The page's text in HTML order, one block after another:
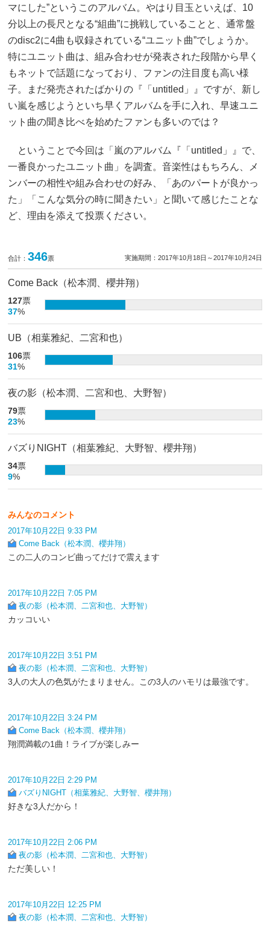
マにした”というこのアルバム。やはり目玉といえば、10
分以上の長尺となる“組曲”に挑戦していることと、通常盤
のdisc2に4曲も収録されている“ユニット曲”でしょうか。
特にユニット曲は、組み合わせが発表された段階から早く
もネットで話題になっており、ファンの注目度も高い様
子。まだ発売されたばかりの『「untitled」』ですが、新し
い嵐を感じようといち早くアルバムを手に入れ、早速ユニ
ット曲の聞き比べを始めたファンも多いのでは？
ということで今回は「嵐のアルバム『「untitled」』で、
一番良かったユニット曲」を調査。音楽性はもちろん、メ
ンバーの相性や組み合わせの好み、「あのパートが良かっ
た」「こんな気分の時に聞きたい」と聞いて感じたことな
ど、理由を添えて投票ください。
合計： 346票 実施期間：2017年10月18日～2017年10月24日
Come Back（松本潤、櫻井翔）
127票
37%
UB（相葉雅紀、二宮和也）
106票
31%
夜の影（松本潤、二宮和也、大野智）
79票
23%
バズりNIGHT（相葉雅紀、大野智、櫻井翔）
34票
9%
みんなのコメント
2017年10月22日 9:33 PM
Come Back（松本潤、櫻井翔）
この二人のコンビ曲ってだけで震えます
2017年10月22日 7:05 PM
夜の影（松本潤、二宮和也、大野智）
カッコいい
2017年10月22日 3:51 PM
夜の影（松本潤、二宮和也、大野智）
3人の大人の色気がたまりません。この3人のハモリは最強です。
2017年10月22日 3:24 PM
Come Back（松本潤、櫻井翔）
翔潤満載の1曲！ライブが楽しみー
2017年10月22日 2:29 PM
バズりNIGHT（相葉雅紀、大野智、櫻井翔）
好きな3人だから！
2017年10月22日 2:06 PM
夜の影（松本潤、二宮和也、大野智）
ただ美しい！
2017年10月22日 12:25 PM
夜の影（松本潤、二宮和也、大野智）